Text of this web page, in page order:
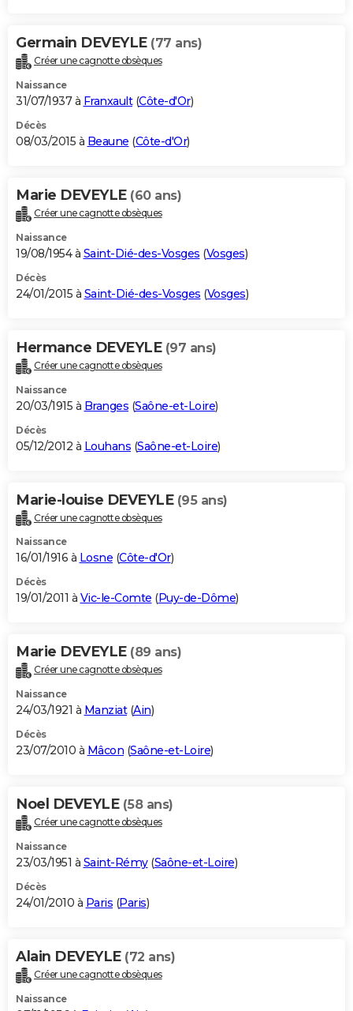
Germain DEVEYLE (77 ans)
Créer une cagnotte obsèques
Naissance
31/07/1937 à Franxault(Côte-d'Or)
Décès
08/03/2015 à Beaune (Côte-d'Or)
Marie DEVEYLE (60 ans)
Créer une cagnotte obsèques
Naissance
19/08/1954 à Saint-Dié-des-Vosges (Vosges)
Décès
24/01/2015 à Saint-Dié-des-Vosges (Vosges)
Hermance DEVEYLE (97 ans)
Créer une cagnotte obsèques
Naissance
20/03/1915 à Branges (Saône-et-Loire)
Décès
05/12/2012 à Louhans (Saône-et-Loire)
Marie-louise DEVEYLE (95 ans)
Créer une cagnotte obsèques
Naissance
16/01/1916 à Losne (Côte-d'Or)
Décès
19/01/2011 à Vic-le-Comte (Puy-de-Dôme)
Marie DEVEYLE (89 ans)
Créer une cagnotte obsèques
Naissance
24/03/1921 à Manziat(Ain)
Décès
23/07/2010 à Mâcon (Saône-et-Loire)
Noel DEVEYLE (58 ans)
Créer une cagnotte obsèques
Naissance
23/03/1951 à Saint-Rémy(Saône-et-Loire)
Décès
24/01/2010 à Paris (Paris)
Alain DEVEYLE (72 ans)
Créer une cagnotte obsèques
Naissance